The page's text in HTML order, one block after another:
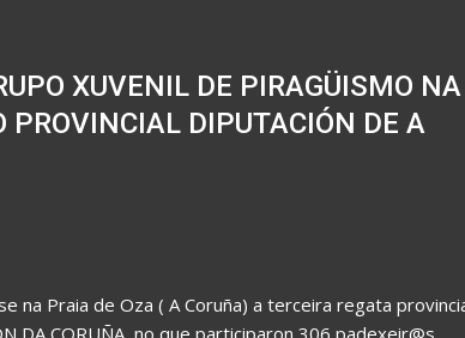
XUVENIL DE PIRAGÜISMO NA
PROVINCIAL DIPUTACIÓN DE A
na Praia de Oza ( A Coruña) a terceira regata
DA CORUÑA, no que participaron 306 padexeir@s